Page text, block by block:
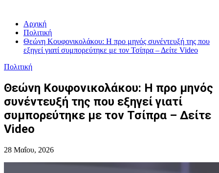
Αρχική
Πολιτική
Θεώνη Κουφονικολάκου: Η προ μηνός συνέντευξή της που
εξηγεί γιατί συμπορεύτηκε με τον Τσίπρα – Δείτε Video
Πολιτική
Θεώνη Κουφονικολάκου: Η προ μηνός
συνέντευξή της που εξηγεί γιατί
συμπορεύτηκε με τον Τσίπρα – Δείτε
Video
28 Μαΐου, 2026